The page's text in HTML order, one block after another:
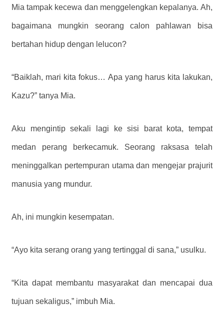
Mia tampak kecewa dan menggelengkan kepalanya. Ah,
bagaimana mungkin seorang calon pahlawan bisa
bertahan hidup dengan lelucon?
“Baiklah, mari kita fokus… Apa yang harus kita lakukan,
Kazu?” tanya Mia.
Aku mengintip sekali lagi ke sisi barat kota, tempat
medan perang berkecamuk. Seorang raksasa telah
meninggalkan pertempuran utama dan mengejar prajurit
manusia yang mundur.
Ah, ini mungkin kesempatan.
“Ayo kita serang orang yang tertinggal di sana,” usulku.
“Kita dapat membantu masyarakat dan mencapai dua
tujuan sekaligus,” imbuh Mia.